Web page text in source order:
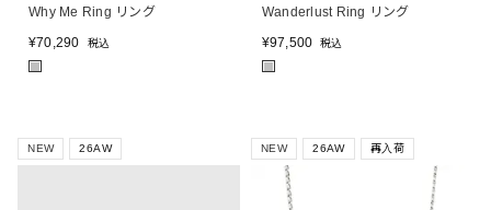
Why Me Ring リング
¥70,290 税込
■
Wanderlust Ring リング
¥97,500 税込
■
NEW 26AW NEW 26AW 再入荷